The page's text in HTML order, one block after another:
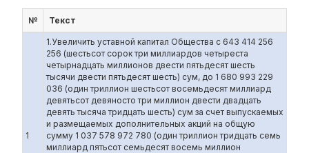
№ Текст
1
1.Увеличить уставной капитал Общества с 643 414 256
256 (шестьсот сорок три миллиардов четыреста
четырнадцать миллионов двести пятьдесят шесть
тысячи двести пятьдесят шесть) сум, до 1 680 993 229
036 (один триллион шестьсот восемьдесят миллиард
девятьсот девяносто три миллион двести двадцать
девять тысяча тридцать шесть) сум за счет выпускаемых
и размещаемых дополнительных акций на общую
сумму 1 037 578 972 780 (один триллион тридцать семь
миллиард пятьсот семьдесят восемь миллион